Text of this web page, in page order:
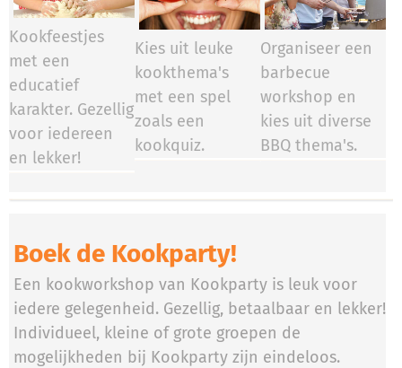
Kookfeestjes
met een
educatief
karakter. Gezellig
voor iedereen
en lekker!
Kies uit leuke
kookthema's
met een spel
zoals een
kookquiz.
Organiseer een
barbecue
workshop en
kies uit diverse
BBQ thema's.
Boek de Kookparty!
Een kookworkshop van Kookparty is leuk voor
iedere gelegenheid. Gezellig, betaalbaar en lekker!
Individueel, kleine of grote groepen de
mogelijkheden bij Kookparty zijn eindeloos.